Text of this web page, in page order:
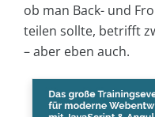
ob man Back- und
teilen sollte, betrifft
– aber eben auch.